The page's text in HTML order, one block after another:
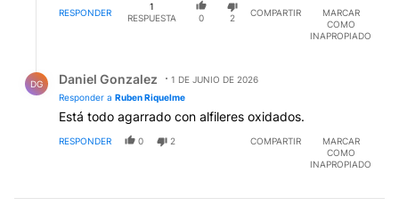
RESPONDER
1
RESPUESTA
0 2
COMPARTIR
MARCAR
COMO
INAPROPIADO
DG Daniel Gonzalez
1 DE JUNIO DE 2026
Responder a Ruben Riquelme
Está todo agarrado con alfileres oxidados.
RESPONDER 0 2 COMPARTIR
MARCAR
COMO
INAPROPIADO